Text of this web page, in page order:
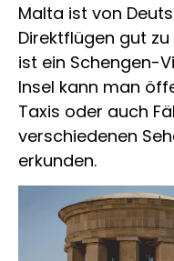
Malta ist von
Direktflügen gut zu
ist ein Schengen-
Insel kann man
Taxis oder auch
verschiedenen
erkunden.